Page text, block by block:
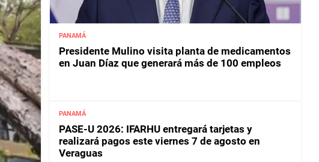
PANAMÁ
Presidente Mulino visita planta de medicamentos
en Juan Díaz que generará más de 100 empleos
PANAMÁ
PASE-U 2026: IFARHU entregará tarjetas y
realizará pagos este viernes 7 de agosto en
Veraguas